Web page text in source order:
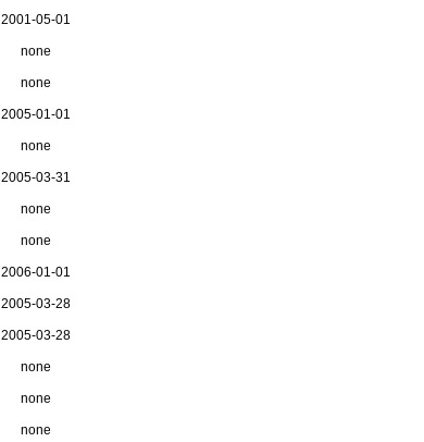
2001-05-01
none
none
2005-01-01
none
2005-03-31
none
none
2006-01-01
2005-03-28
2005-03-28
none
none
none